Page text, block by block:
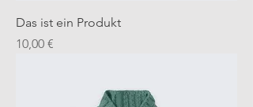
Das ist ein Produkt
Preis
10,00 €